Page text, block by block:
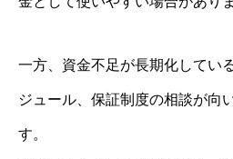
一方、資金不足が長期化してい
ジュール、保証制度の相談が向
す。